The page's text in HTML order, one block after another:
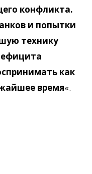
конфликта.
и попытки
технику
как
время«.